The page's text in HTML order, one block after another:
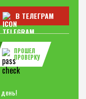
В ТЕЛЕГРАМ
ПРОШЕЛ
ПРОВЕРКУ